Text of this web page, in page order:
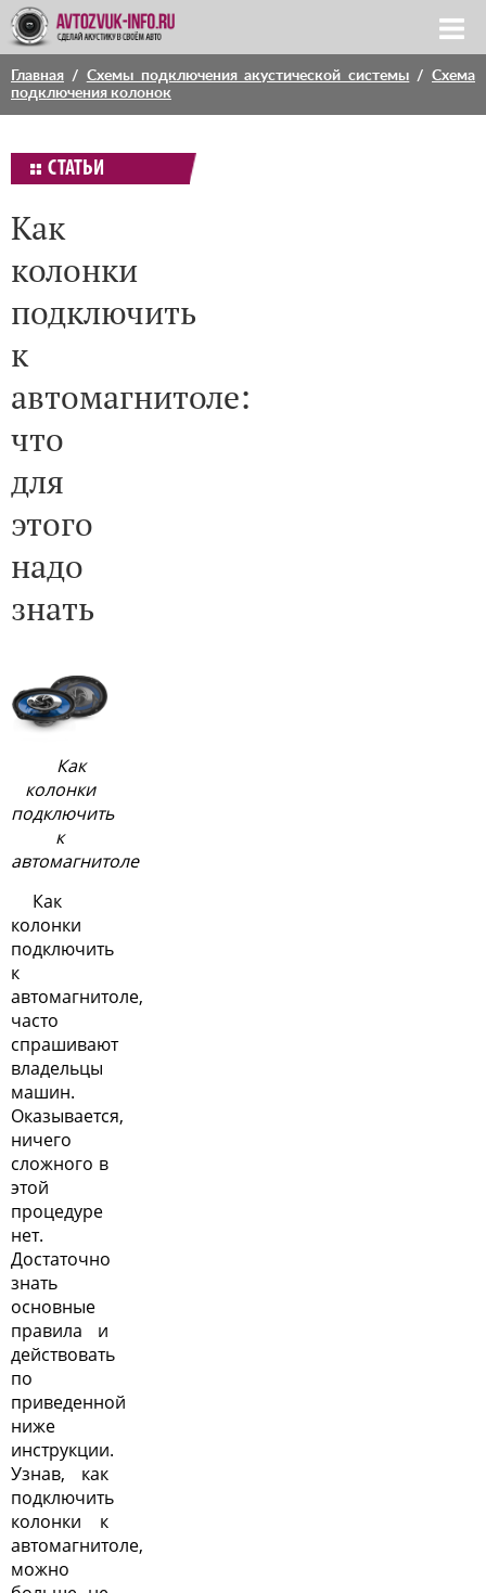
Главная / Схемы подключения акустической системы /Схема
подключения колонок
СТАТЬИ
Как
колонки
подключить
к
автомагнитоле:
что
для
этого
надо
знать
Как
колонки
подключить
к
автомагнитоле
Как
колонки
подключить
к
автомагнитоле,
часто
спрашивают
владельцы
машин.
Оказывается,
ничего
сложного в
этой
процедуре
нет.
Достаточно
знать
основные
правила и
действовать
по
приведенной
ниже
инструкции.
Узнав, как
подключить
колонки к
автомагнитоле,
можно